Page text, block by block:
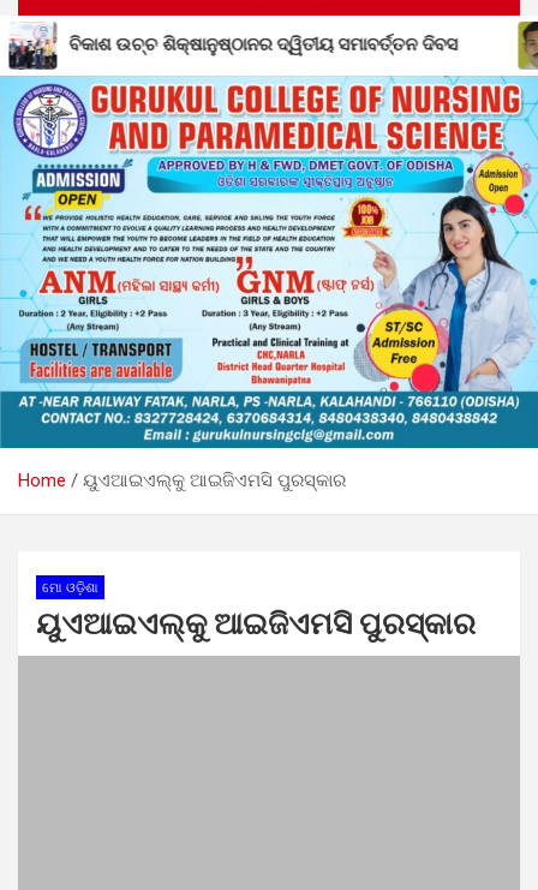
ସମାବର୍ତ୍ତନ ଦିବସ ଶିକ୍ଷକ ପ୍ରେମଲାଲ ସାହୁଙ୍କ
Home ୟୁଏଆଇଏଲ୍‍କୁ ଆଇଜିଏମସି ପୁରସ୍କାର
ମୋ ଓଡ଼ିଶା
ୟୁଏଆଇଏଲ୍‍କୁ ଆଇଜିଏମସି ପୁରସ୍କାର